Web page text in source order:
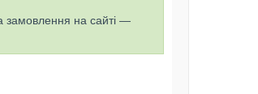
замовлення на сайті —